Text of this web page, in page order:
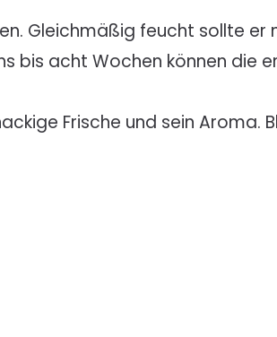
Gleichmäßig feucht sollte er
bis acht Wochen können die
Frische und sein Aroma.